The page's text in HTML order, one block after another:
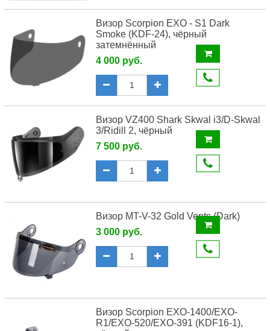
Визор Scorpion EXO - S1 Dark
Smoke (KDF-24), чёрный
затемнённый
4 000 руб.
Визор VZ400 Shark Skwal i3/D-Skwal
3/Ridill 2, чёрный
7 500 руб.
Визор MT-V-32 Gold Vents (Dark)
3 000 руб.
Визор Scorpion EXO-1400/EXO-
R1/EXO-520/EXO-391 (KDF16-1),